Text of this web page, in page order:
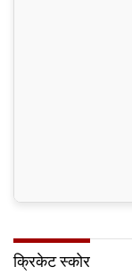
क्रिकेट स्कोर